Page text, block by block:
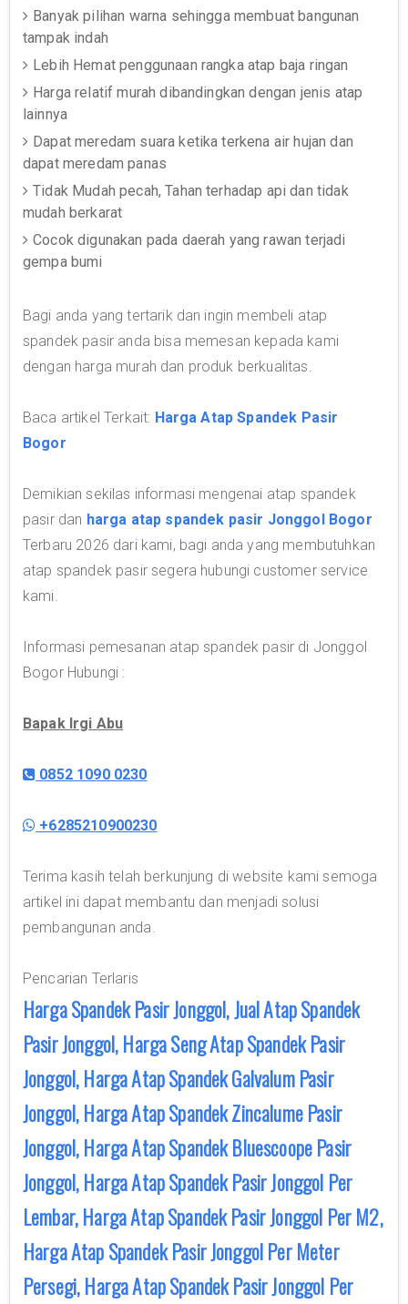
Banyak pilihan warna sehingga membuat bangunan
tampak indah
Lebih Hemat penggunaan rangka atap baja ringan
Harga relatif murah dibandingkan dengan jenis atap
lainnya
Dapat meredam suara ketika terkena air hujan dan
dapat meredam panas
Tidak Mudah pecah, Tahan terhadap api dan tidak
mudah berkarat
Cocok digunakan pada daerah yang rawan terjadi
gempa bumi
Bagi anda yang tertarik dan ingin membeli atap
spandek pasir anda bisa memesan kepada kami
dengan harga murah dan produk berkualitas.
Baca artikel Terkait: Harga Atap Spandek Pasir
Bogor
Demikian sekilas informasi mengenai atap spandek
pasir dan harga atap spandek pasir Jonggol Bogor
Terbaru 2026 dari kami, bagi anda yang membutuhkan
atap spandek pasir segera hubungi customer service
kami.
Informasi pemesanan atap spandek pasir di Jonggol
Bogor Hubungi :
Bapak Irgi Abu
0852 1090 0230
+6285210900230
Terima kasih telah berkunjung di website kami semoga
artikel ini dapat membantu dan menjadi solusi
pembangunan anda.
Pencarian Terlaris
Harga Spandek Pasir Jonggol, Jual Atap Spandek
Pasir Jonggol, Harga Seng Atap Spandek Pasir
Jonggol, Harga Atap Spandek Galvalum Pasir
Jonggol, Harga Atap Spandek Zincalume Pasir
Jonggol, Harga Atap Spandek Bluescoope Pasir
Jonggol, Harga Atap Spandek Pasir Jonggol Per
Lembar, Harga Atap Spandek Pasir Jonggol Per M2,
Harga Atap Spandek Pasir Jonggol Per Meter
Persegi, Harga Atap Spandek Pasir Jonggol Per